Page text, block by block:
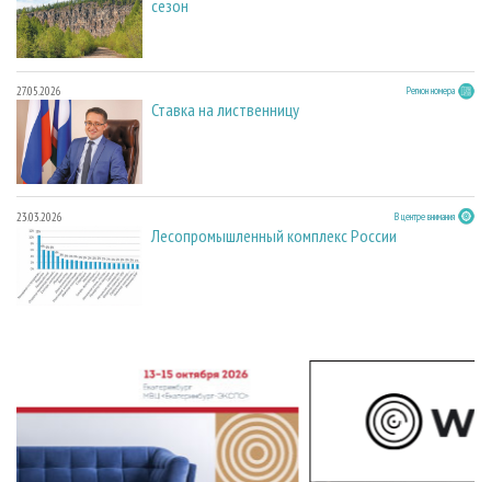
сезон
27.05.2026 Регион номера
Ставка на лиственницу
23.03.2026 В центре внимания
Лесопромышленный комплекс России